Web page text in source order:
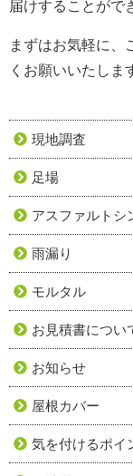
届けすることがで
まずはお気軽に、
くお願いいたしま
現地調査
足場
アスファルトシ
雨漏り
モルタル
お見積書につい
お知らせ
屋根カバー
気を付けるポイ